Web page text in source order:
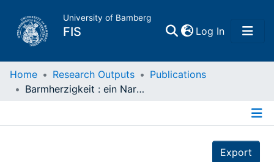
University of Bamberg
FIS Log In(current)
Home
Home Research Outputs
Publications
Barmherzigkeit : ein Narrativ der Hoffnung für das Gesundheitswesen
Export